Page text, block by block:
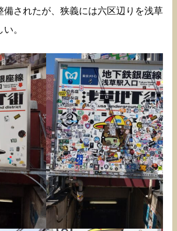
備されたが、狭義には六区辺りを浅草
。